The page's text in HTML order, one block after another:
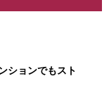
ションでもスト